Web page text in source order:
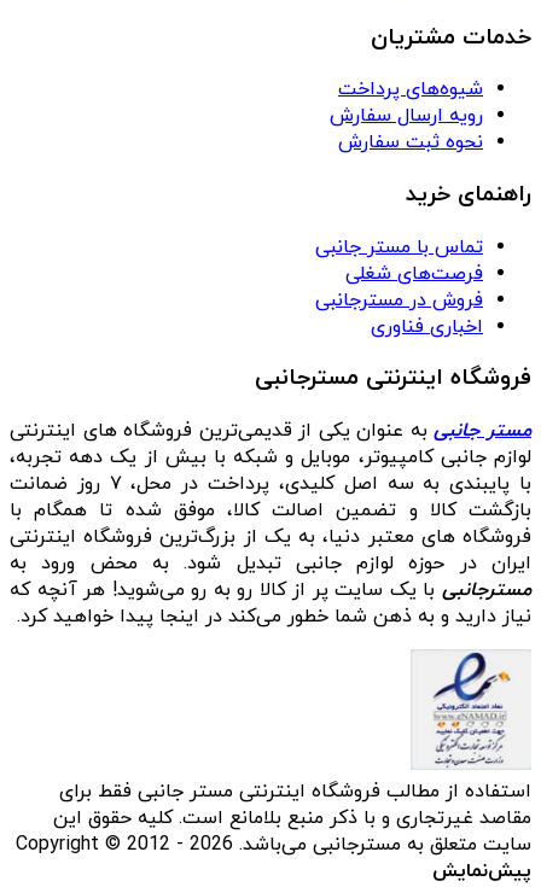
خدمات مشتریان
شیوه‌های پرداخت
رویه ارسال سفارش
نحوه ثبت سفارش
راهنمای خرید
تماس با مستر جانبی
فرصت‌های شغلی
فروش در مسترجانبی
اخباری فناوری
فروشگاه اینترنتی مسترجانبی
مستر جانبیبه عنوان یکی از قدیمی‌ترین فروشگاه های اینترنتی
لوازم جانبی کامپیوتر، موبایل و شبکه با بیش از یک دهه تجربه،
با پایبندی به سه اصل کلیدی، پرداخت در محل، ۷ روز ضمانت
بازگشت کالا و تضمین اصالت کالا، موفق شده تا همگام با
فروشگاه‌ های معتبر دنیا، به یک از بزرگ‌ترین فروشگاه اینترنتی
ایران در حوزه لوازم جانبی تبدیل شود. به محض ورود به
مسترجانبی با یک سایت پر از کالا رو به رو می‌شوید! هر آنچه که
نیاز دارید و به ذهن شما خطور می‌کند در اینجا پیدا خواهید کرد.
استفاده از مطالب فروشگاه اینترنتی مستر جانبی فقط برای
مقاصد غیرتجاری و با ذکر منبع بلامانع است. کلیه حقوق این
سایت متعلق به مسترجانبی می‌باشد. Copyright © 2012 - 2026
پیش‌نمایش